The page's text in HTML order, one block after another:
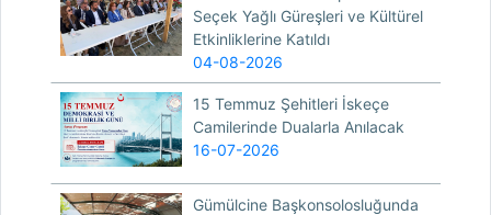
Seçek Yağlı Güreşleri ve Kültürel
Etkinliklerine Katıldı
04-08-2026
15 Temmuz Şehitleri İskeçe
Camilerinde Dualarla Anılacak
16-07-2026
Gümülcine Başkonsolosluğunda